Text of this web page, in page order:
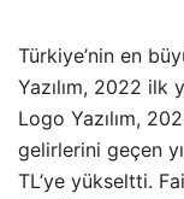
Türkiye’nin en
Yazılım, 2022 ilk
Logo Yazılım,
gelirlerini geçen
TL’ye yükseltti.